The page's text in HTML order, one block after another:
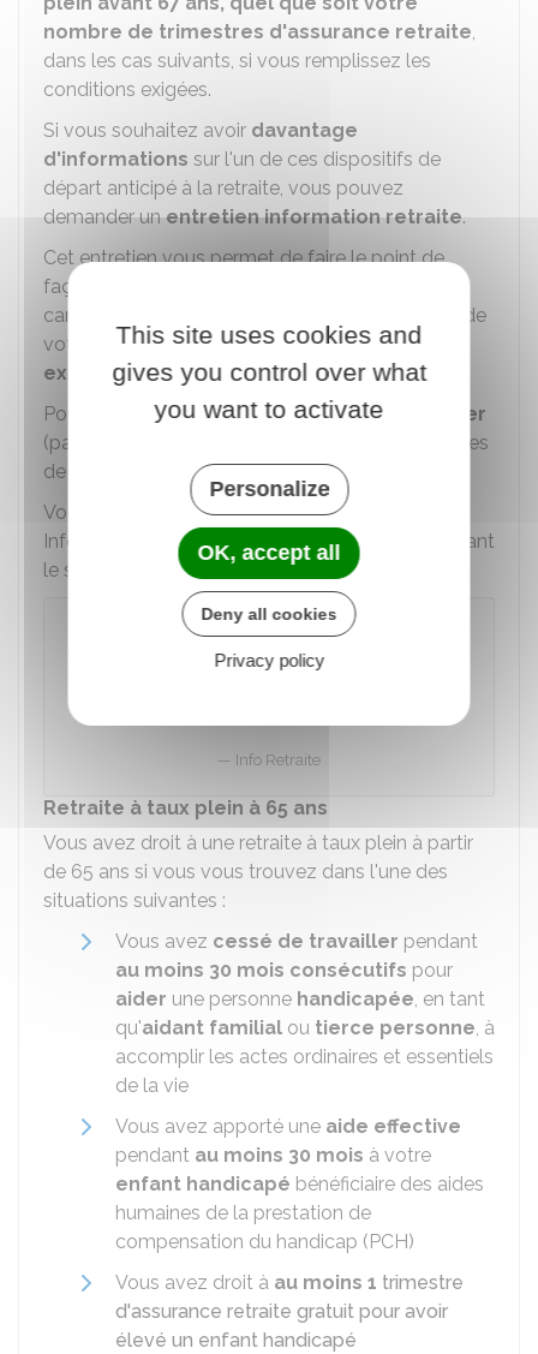
nombre de trimestres d'assurance retraite,
dans les cas suivants, si vous remplissez les
conditions exigées.
Si vous souhaitez avoir davantage
d'informations sur l'un de ces dispositifs de
départ anticipé à la retraite, vous pouvez
demander unentretien information retraite.
Cet entretien vous permet de faire le point de
façon
carrière, d'obtenir des
du montant de
votre retraite et de poser vosquestions à un
expert
.
Pour demander l'entretien, vous devez
contacter
(par téléphone, courrier, mail,…) l'une de vos caisses
de retraite.
Vous en trouverez lescoordonnées
Info Retraite dans votre compte retraite en utilisant
le service
Ma carrière/ Mes régimes de retraite
Info Retraite - Mon compte retraite
Info Retraite
Retraite à taux plein à 65 ans
Vous avez droit à une retraite à taux plein à partir
de 65 ans si vous vous trouvez dans l'une des
situations suivantes :
Vous avez cessé de travailler pendant
au moins 30 mois consécutifs pour
aider une personne handicapée, en tant
qu'aidant familial ou tierce personne, à
accomplir les actes ordinaires et essentiels
de la vie
Vous avez apporté une aide effective
pendant au moins 30 mois à votre
enfant handicapé bénéficiaire des aides
humaines de la prestation de
compensation du handicap (PCH)
Vous avez droit à au moins 1 trimestre
d'assurance retraite gratuit pour avoir
élevé un enfant handicapé
This site uses cookies and
gives you control over what
you want to activate
Personalize
OK, accept all
Deny all cookies
Privacy policy